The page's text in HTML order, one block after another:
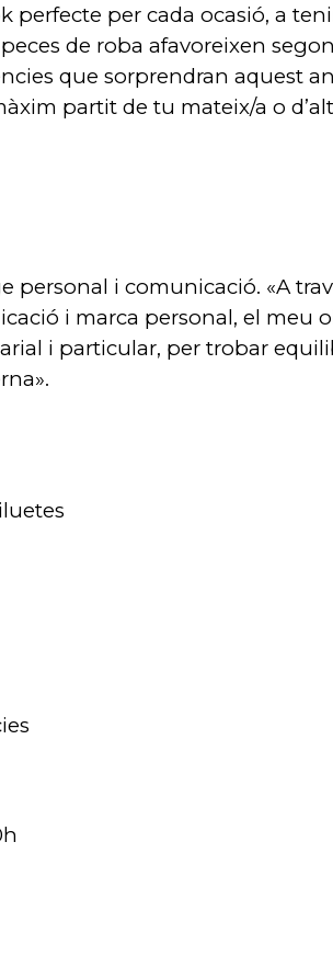
perfecte per cada ocasió, a
de roba afavoreixen
que sorprendran aquest
partit de tu mateix/a o
personal i comunicació. «A
i marca personal, el meu
i particular, per trobar